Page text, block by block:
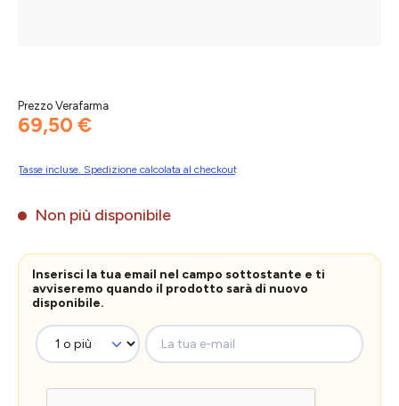
Prezzo Verafarma
69,50 €
Tasse incluse. Spedizione calcolata al checkout
Non più disponibile
Inserisci la tua email nel campo sottostante e ti
avviseremo quando il prodotto sarà di nuovo
disponibile.
La tua e-mail